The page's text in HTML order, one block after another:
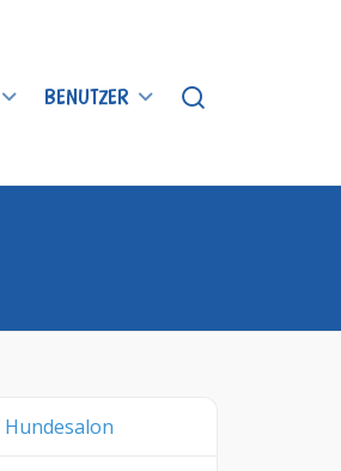
BENUTZER
Hundesalon